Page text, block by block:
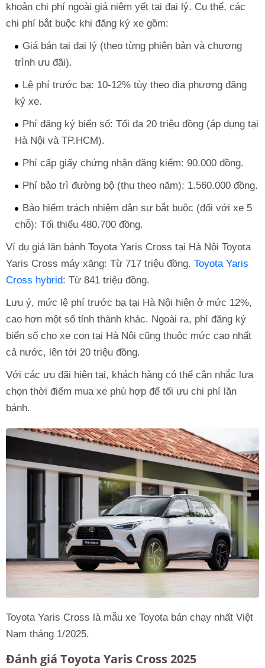
khoản chi phí ngoài giá niêm yết tại đại lý. Cụ thể, các
chi phí bắt buộc khi đăng ký xe gồm:
Giá bán tại đại lý (theo từng phiên bản và chương
trình ưu đãi).
Lệ phí trước bạ: 10-12% tùy theo địa phương đăng
ký xe.
Phí đăng ký biển số: Tối đa 20 triệu đồng (áp dụng tại
Hà Nội và TP.HCM).
Phí cấp giấy chứng nhận đăng kiểm: 90.000 đồng.
Phí bảo trì đường bộ (thu theo năm): 1.560.000 đồng.
Bảo hiểm trách nhiệm dân sự bắt buộc (đối với xe 5
chỗ): Tối thiểu 480.700 đồng.
Ví dụ giá lăn bánh Toyota Yaris Cross tại Hà Nội Toyota
Yaris Cross máy xăng: Từ 717 triệu đồng. Toyota Yaris
Cross hybrid: Từ 841 triệu đồng.
Lưu ý, mức lệ phí trước bạ tại Hà Nội hiện ở mức 12%,
cao hơn một số tỉnh thành khác. Ngoài ra, phí đăng ký
biển số cho xe con tại Hà Nội cũng thuộc mức cao nhất
cả nước, lên tới 20 triệu đồng.
Với các ưu đãi hiện tại, khách hàng có thể cân nhắc lựa
chọn thời điểm mua xe phù hợp để tối ưu chi phí lăn
bánh.
Toyota Yaris Cross là mẫu xe Toyota bán chạy nhất Việt
Nam tháng 1/2025.
Đánh giá Toyota Yaris Cross 2025